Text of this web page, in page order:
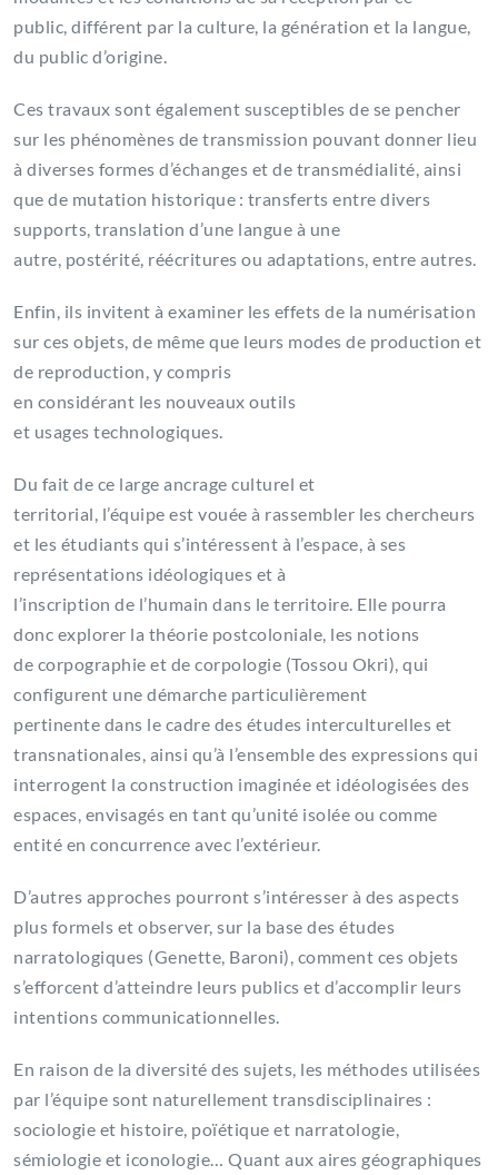
public, différent par la culture, la génération et la langue,
du public d’origine.
Ces travaux sont également susceptibles de se pencher
sur les phénomènes de transmission pouvant donner lieu
à diverses formes d’échanges et de transmédialité, ainsi
que de mutation historique : transferts entre divers
supports, translation d’une langue à une
autre, postérité, réécritures ou adaptations, entre autres.
Enfin, ils invitent à examiner les effets de la numérisation
sur ces objets, de même que leurs modes de production et
de reproduction, y compris
en considérant les nouveaux outils
et usages technologiques.
Du fait de ce large ancrage culturel et
territorial, l’équipe est vouée à rassembler les chercheurs
et les étudiants qui s’intéressent à l’espace, à ses
représentations idéologiques et à
l’inscription de l’humain dans le territoire. Elle pourra
donc explorer la théorie postcoloniale, les notions
de corpographie et de corpologie (Tossou Okri), qui
configurent une démarche particulièrement
pertinente dans le cadre des études interculturelles et
transnationales, ainsi qu’à l’ensemble des expressions qui
interrogent la construction imaginée et idéologisées des
espaces, envisagés en tant qu’unité isolée ou comme
entité en concurrence avec l’extérieur.
D’autres approches pourront s’intéresser à des aspects
plus formels et observer, sur la base des études
narratologiques (Genette, Baroni), comment ces objets
s’efforcent d’atteindre leurs publics et d’accomplir leurs
intentions communicationnelles.
En raison de la diversité des sujets, les méthodes utilisées
par l’équipe sont naturellement transdisciplinaires :
sociologie et histoire, poïétique et narratologie,
sémiologie et iconologie… Quant aux aires géographiques